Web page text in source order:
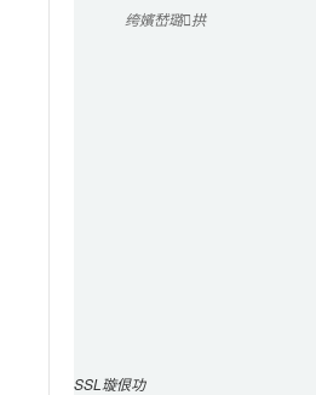
绔嬪嵆璐拱
SSL璇佷功